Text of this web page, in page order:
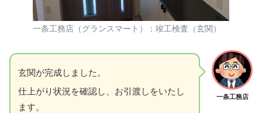
一条工務店（グランスマート）：竣工検査（玄関）
一条工務店
玄関が完成しました。
仕上がり状況を確認し、お引渡しをいたし
ます。